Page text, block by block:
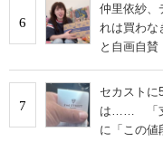
6
仲里依紗、
れは買わな
と自画自賛
7
セカストに
は…… 「支
に「この値